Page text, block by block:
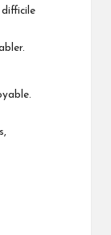
difficile